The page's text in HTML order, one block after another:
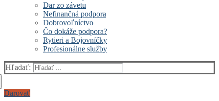
Dar zo závetu
Nefinančná podpora
Dobrovoľníctvo
Čo dokáže podpora?
Rytieri a Bojovníčky
Profesionálne služby
Hľadať:
Darovať